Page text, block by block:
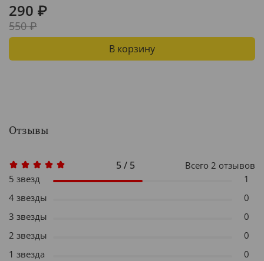
290 ₽
550 ₽
В корзину
Отзывы
5 / 5 Всего 2 отзывов
5 звезд
1
4 звезды
0
3 звезды
0
2 звезды
0
1 звезда
0